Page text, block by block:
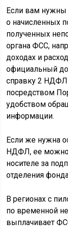
Если вам нужны
о начисленных
полученных
органа ФСС,
доходах и
официальный
справку 2 НДФЛ
посредством
удобством
информации.
Если же нужна
НДФЛ, ее можно
носителе за
отделения
В регионах с
по временной
выплачивает